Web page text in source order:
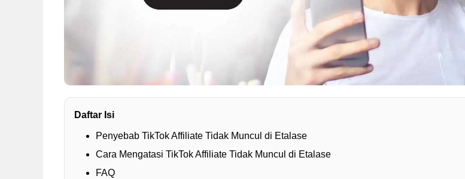
Daftar Isi
Penyebab TikTok Affiliate Tidak Muncul di Etalase
Cara Mengatasi TikTok Affiliate Tidak Muncul di Etalase
FAQ